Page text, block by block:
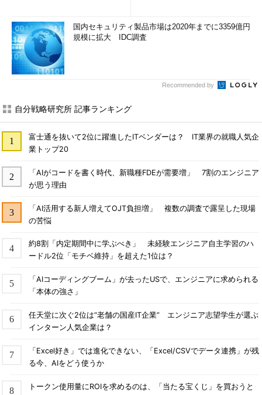
国内セキュリティ製品市場は2020年までに3359億円
規模に拡大 IDC調査
Recommended by
自分戦略研究所 記事ランキング
富士通を抜いて2位に躍進したITベンダーは？ IT業界の就職人気企
業トップ20
「AIがコードを書く時代、新職種FDEが需要増」 7割のエンジニア
が思う理由
「AI活用する新人増えてOJT負担増」 複数の調査で露呈した現場
の苦悩
約8割「内定期間中に学ぶべき」 未経験エンジニア自主学習のハ
ードル2位「モチベ維持」を超えた1位は？
「AIコーディングブーム」が去ったUSで、エンジニアに求められる
「本体の強さ」
任天堂に次ぐ2位は“老舗の国産IT企業” エンジニア志望学生が選ぶ
インターン人気企業は？
「Excel好き」では進化できない、「Excel/CSVでデータ連携」が残
る今、AIをどう使うか
トークン使用量にROIを求めるのは、「当たる宝くじ」を買おうと